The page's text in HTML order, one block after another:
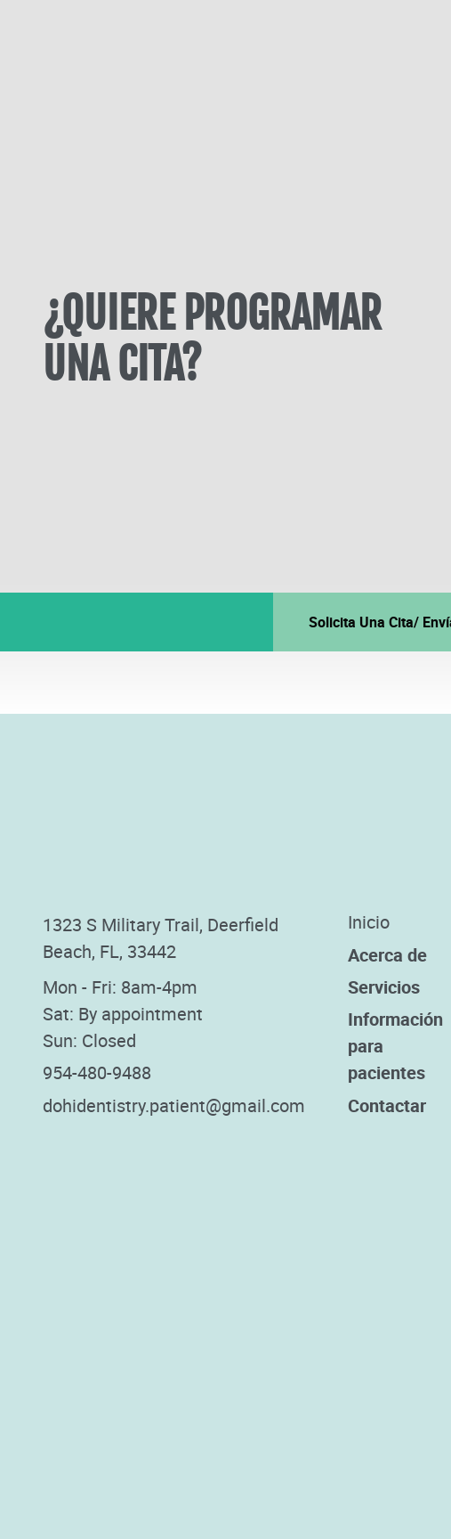
¿QUIERE PROGRAMAR
UNA CITA?
Solicita Una Cita/
1323 S Military Trail, Deerfield
Beach, FL, 33442
Mon - Fri: 8am-4pm
Sat: By appointment
Sun: Closed
954-480-9488
dohidentistry.patient@gmail.com
Inicio
Acerca de
Servicios
Información
para
pacientes
Contactar